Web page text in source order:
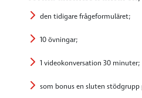
den tidigare frågeformuläret;
10 övningar;
1 videokonversation 30 minuter;
som bonus en sluten stödgrupp